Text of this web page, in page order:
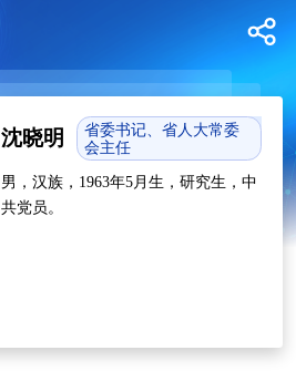
沈晓明
省委书记、省人大常委
会主任
男，汉族，1963年5月生，研究生，中
共党员。